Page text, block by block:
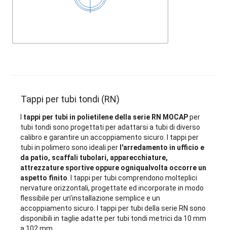
Tappi per tubi tondi (RN)
tappi per tubi in polietilene della serie RN MOCAPper
tubi tondi sono progettati per adattarsi a tubi di diverso
calibro e garantire un accoppiamento sicuro. I tappi per
tubi in polimero sono ideali per l'arredamento in ufficio e
da patio, scaffali tubolari, apparecchiature,
attrezzature sportive oppure ogniqualvolta occorre un
aspetto finito. I tappi per tubi comprendono molteplici
nervature orizzontali, progettate ed incorporate in modo
flessibile per un'installazione semplice e un
accoppiamento sicuro. I tappi per tubi della serie RN sono
disponibili in taglie adatte per tubi tondi metrici da 10 mm